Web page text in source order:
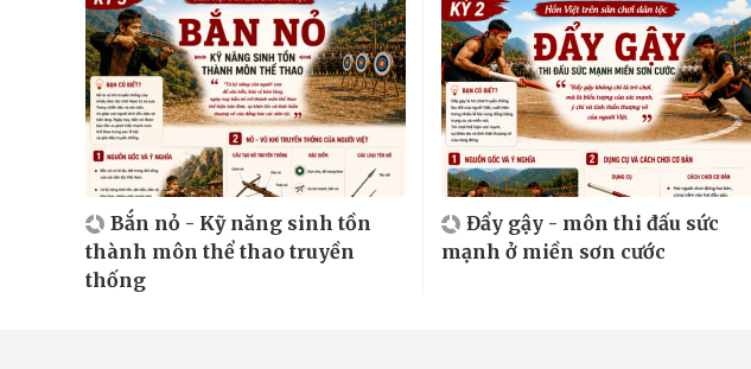
Bắn nỏ - Kỹ năng sinh tồn
thành môn thể thao truyền
thống
Đẩy gậy - môn thi đấu sức
mạnh ở miền sơn cước